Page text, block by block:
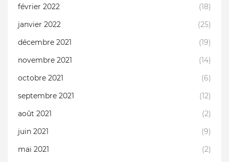
février 2022
(18)
janvier 2022
(25)
décembre 2021
(19)
novembre 2021
(14)
octobre 2021
(6)
septembre 2021
(12)
août 2021
(2)
juin 2021
(9)
mai 2021
(2)